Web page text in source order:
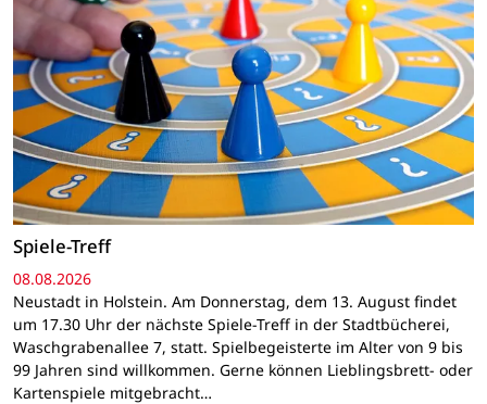
Spiele-Treff
08.08.2026
Neustadt in Holstein. Am Donnerstag, dem 13. August findet
um 17.30 Uhr der nächste Spiele-Treff in der Stadtbücherei,
Waschgrabenallee 7, statt. Spielbegeisterte im Alter von 9 bis
99 Jahren sind willkommen. Gerne können Lieblingsbrett- oder
Kartenspiele mitgebracht…